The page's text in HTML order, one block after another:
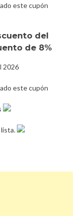
este cupón
del
de 8%
2026
este cupón